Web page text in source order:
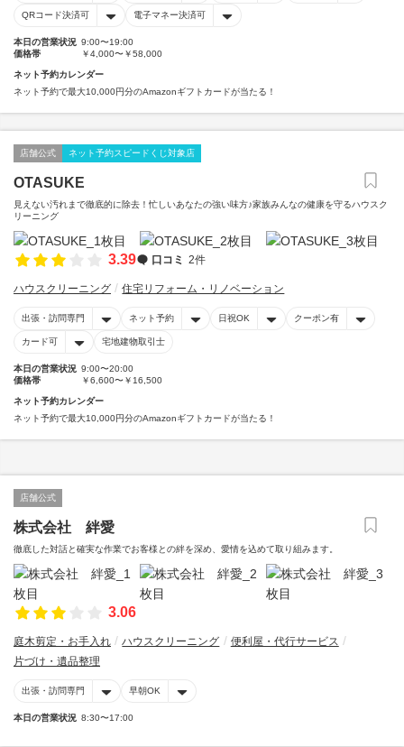
QRコード決済可 電子マネー決済可
本日の営業状況 9:00〜19:00
価格帯
￥4,000〜￥58,000
ネット予約カレンダー
ネット予約で最大10,000円分のAmazonギフトカードが当たる！
店舗公式 ネット予約スピードくじ対象店
OTASUKE
見えない汚れまで徹底的に除去！忙しいあなたの強い味方♪家族みんなの健康を守るハウスク
リーニング
3.39 口コミ 2件
ハウスクリーニング 住宅リフォーム・リノベーション
出張・訪問専門 ネット予約 日祝OK クーポン有
カード可 宅地建物取引士
本日の営業状況 9:00〜20:00
価格帯
￥6,600〜￥16,500
ネット予約カレンダー
ネット予約で最大10,000円分のAmazonギフトカードが当たる！
店舗公式
株式会社 絆愛
徹底した対話と確実な作業でお客様との絆を深め、愛情を込めて取り組みます。
3.06
庭木剪定・お手入れ ハウスクリーニング
便利屋・代行サービス
片づけ・遺品整理
出張・訪問専門 早朝OK
本日の営業状況 8:30〜17:00